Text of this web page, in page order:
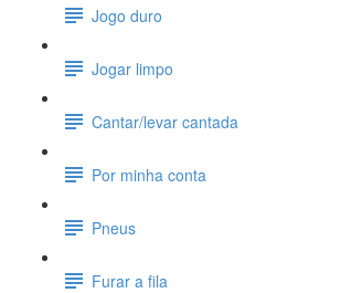
Jogo duro
Jogar limpo
Cantar/levar cantada
Por minha conta
Pneus
Furar a fila